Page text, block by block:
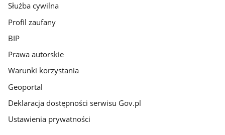
Służba cywilna
Profil zaufany
BIP
Prawa autorskie
Warunki korzystania
Geoportal
Deklaracja dostępności serwisu Gov.pl
Ustawienia prywatności